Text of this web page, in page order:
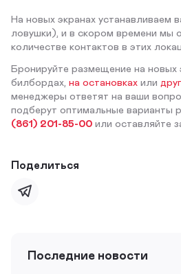
На новых экранах устанавливаем
ловушки), и в скором времени мы
количестве контактов в этих
Бронируйте размещение на новых
билбордах, на остановках или
менеджеры ответят на ваши
подберут оптимальные варианты
(861) 201-85-00 или оставляйте
Поделиться
Последние новости